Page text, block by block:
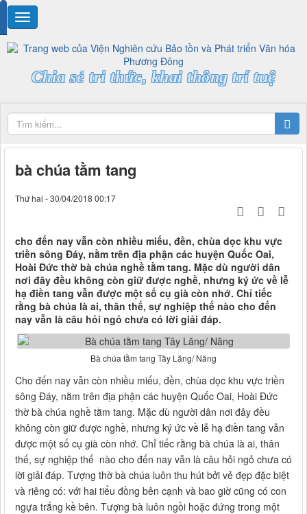
Chia sẻ tri thức, khai thông trí tuệ
bà chúa tằm tang
Thứ hai - 30/04/2018 00:17
cho đến nay vẫn còn nhiều miếu, đền, chùa dọc khu vực
triền sông Đáy, nằm trên địa phận các huyện Quốc Oai,
Hoài Đức thờ bà chúa nghề tằm tang. Mặc dù người dân
nơi đây đều không còn giữ được nghề, nhưng ký ức về lễ
hạ điền tang vẫn được một số cụ già còn nhớ. Chỉ tiếc
rằng bà chúa là ai, thân thế, sự nghiệp thế nào cho đến
nay vẫn là câu hỏi ngỏ chưa có lời giải đáp.
Bà chúa tằm tang Tây Lăng/ Năng
Cho đến nay vẫn còn nhiều miếu, đền, chùa dọc khu vực triền
sông Đáy, nằm trên địa phận các huyện Quốc Oai, Hoài Đức
thờ bà chúa nghề tằm tang. Mặc dù người dân nơi đây đều
không còn giữ được nghề, nhưng ký ức về lễ hạ điền tang vẫn
được một số cụ già còn nhớ. Chỉ tiếc rằng bà chúa là ai, thân
thế, sự nghiệp thế nào cho đến nay vẫn là câu hỏi ngỏ chưa có
lời giải đáp. Tượng thờ bà chúa luôn thu hút bởi vẻ đẹp đặc biệt
và riêng có: với hai tiểu đồng bên cạnh và bao giờ cũng có con
ngựa trắng kề bên. Tượng bà luôn ngồi hoặc đứng trong một